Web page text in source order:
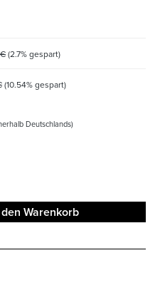
(2.7% gespart)
(10.54% gespart)
Deutschlands)
Warenkorb